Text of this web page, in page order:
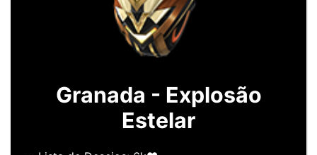
Granada - Explosão
Estelar